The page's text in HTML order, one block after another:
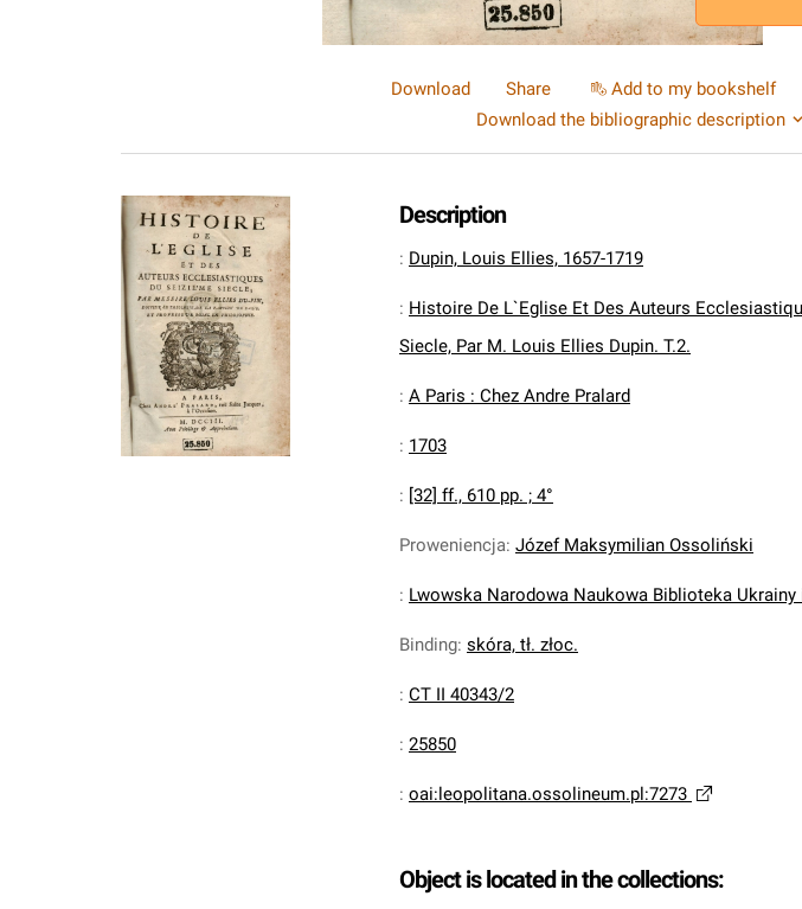
Download Share Add to my bookshelf
Download the bibliographic description
Description
: Dupin, Louis Ellies, 1657-1719
: Histoire De L`Eglise Et Des Auteurs
Siecle, Par M. Louis Ellies Dupin. T.2.
: A Paris : Chez Andre Pralard
: 1703
: [32] ff., 610 pp. ; 4°
Proweniencja: Józef Maksymilian Ossoliński
: Lwowska Narodowa Naukowa Biblioteka Ukrainy
Binding: skóra, tł. złoc.
: CT II 40343/2
: 25850
: oai:leopolitana.ossolineum.pl:7273
Object is located in the collections: